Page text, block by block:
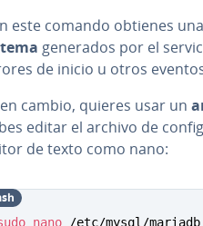
este comando obtienes una
generados por el
de inicio u otros
en cambio, quieres usar un
editar el archivo de
de texto como nano:
nano /etc/mysql/